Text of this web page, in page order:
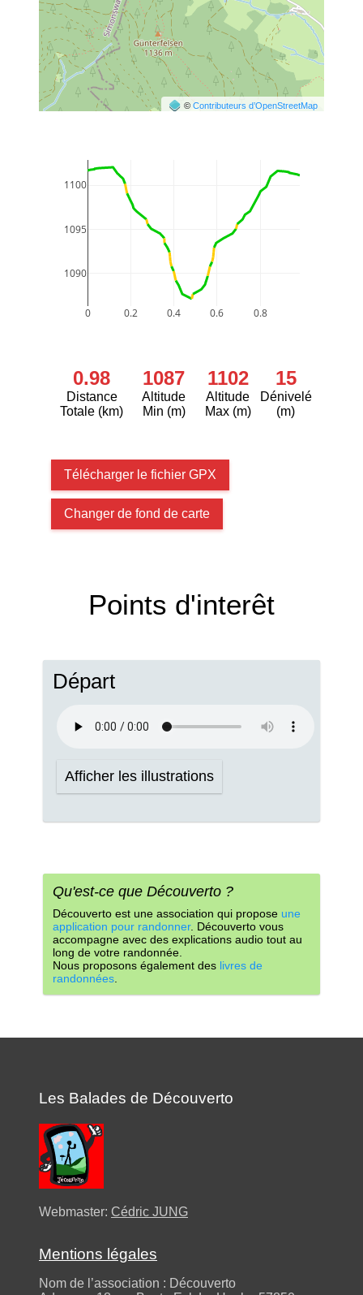
©Contributeurs d’OpenStreetMap
0 0.2 0.4 0.6 0.8
1090
1095
1100
0.98
Distance
Totale (km)
1087
Altitude
Min (m)
1102
Altitude
Max (m)
15
Dénivelé
(m)
Télécharger le fichier GPX
Changer de fond de carte
Points d'interêt
Départ
Afficher les illustrations
Qu'est-ce que Découverto ?
Découverto est une association qui propose une
application pour randonner. Découverto vous
accompagne avec des explications audio tout au
long de votre randonnée.
Nous proposons également des livres de
randonnées
Les Balades de Découverto
Webmaster: Cédric JUNG
Mentions légales
Nom de l’association : Découverto